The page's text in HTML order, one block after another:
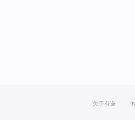
关于有道